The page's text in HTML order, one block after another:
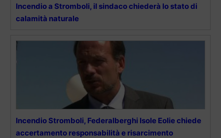
Incendio a Stromboli, il sindaco chiederà lo stato di
calamità naturale
Incendio Stromboli, Federalberghi Isole Eolie chiede
accertamento responsabilità e risarcimento